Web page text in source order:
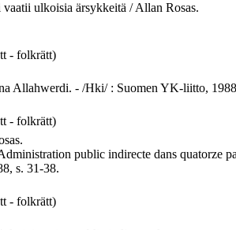
ulkoisia ärsykkeitä / Allan Rosas.
- folkrätt)
Allahwerdi. - /Hki/ : Suomen YK-liitto,
- folkrätt)
public indirecte dans quatorze
s. 31-38.
- folkrätt)